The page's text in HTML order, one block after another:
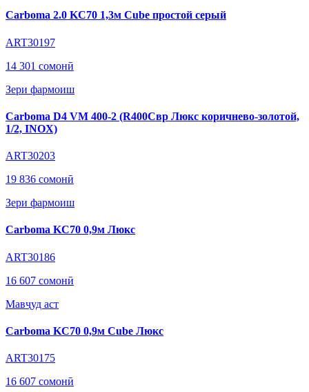
Carboma 2.0 KC70 1,3м Cube простой серый
ART30197
14 301 сомонӣ
Зери фармоиш
Carboma D4 VM 400-2 (R400Cвр Люкс коричнево-золотой,
1/2, INOX)
ART30203
19 836 сомонӣ
Зери фармоиш
Carboma KC70 0,9м Люкс
ART30186
16 607 сомонӣ
Мавҷуд аст
Carboma KC70 0,9м Cube Люкс
ART30175
16 607 сомонӣ